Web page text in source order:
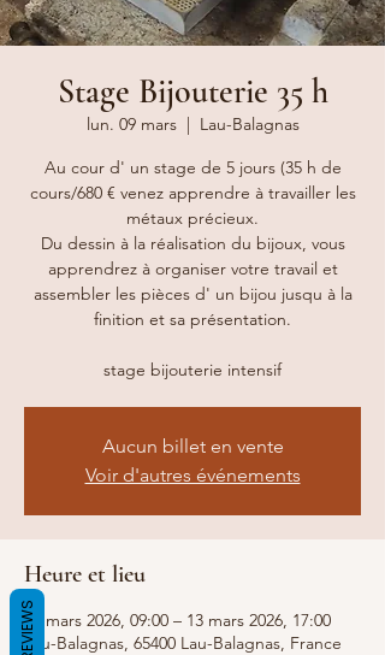
Stage Bijouterie 35 h
lun. 09 mars
  |
Lau-Balagnas
Au cour d' un stage de 5 jours (35 h de
cours/680 € venez apprendre à travailler les
métaux précieux.
Du dessin à la réalisation du bijoux, vous
apprendrez à organiser votre travail et
assembler les pièces d' un bijou jusqu à la
finition et sa présentation.
Aucun billet en vente
Voir d'autres événements
Heure et lieu
09 mars 2026, 09:00 – 13 mars 2026, 17:00
Lau-Balagnas, 65400 Lau-Balagnas, France
REVIEWS